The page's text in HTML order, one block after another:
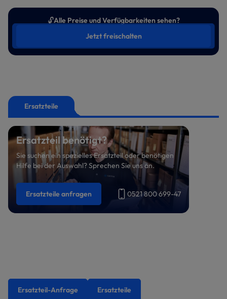
🔓Alle Preise und Verfügbarkeiten sehen?
Jetzt freischalten
Ersatzteile
Ersatzteil benötigt?
Sie suchen ein spezielles Ersatzteil oder benötigen
Hilfe bei der Auswahl? Sprechen Sie uns an.
Ersatzteile anfragen 0521 800 699-47
Ersatzteil-Anfrage Ersatzteile